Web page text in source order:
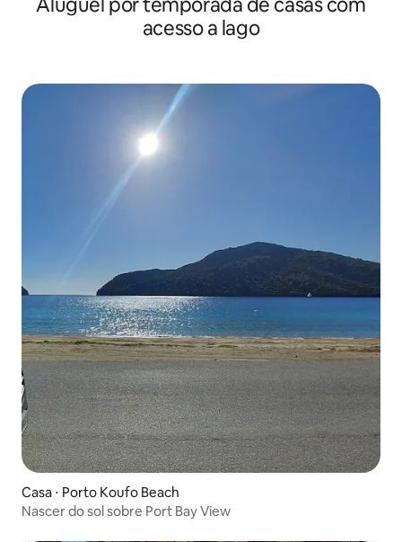
acesso a lago
Casa ⋅ Porto Koufo Beach
Nascer do sol sobre Port Bay View